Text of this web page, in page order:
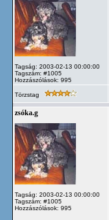
Tagság: 2003-02-13 00:00:00
Tagszám: #1005
Hozzászólások: 995
Törzstag
zsóka.g
Tagság: 2003-02-13 00:00:00
Tagszám: #1005
Hozzászólások: 995